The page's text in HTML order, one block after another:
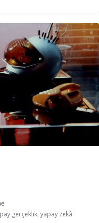
gerçeklik, yapay zekâ